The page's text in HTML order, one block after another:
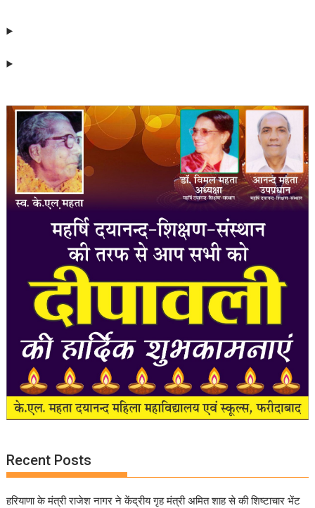
Recent Posts
हरियाणा के मंत्री राजेश नागर ने केंद्रीय गृह मंत्री अमित शाह से की शिष्टाचार भेंट